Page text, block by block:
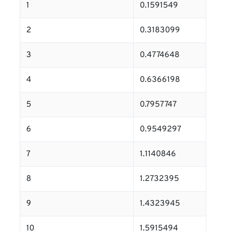
1 0.1591549
2 0.3183099
3 0.4774648
4 0.6366198
5 0.7957747
6 0.9549297
7 1.1140846
8 1.2732395
9 1.4323945
10 1.5915494